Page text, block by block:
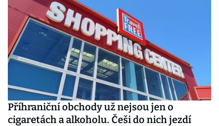
Příhraniční obchody už nejsou jen o
cigaretách a alkoholu. Češi do nich jezdí